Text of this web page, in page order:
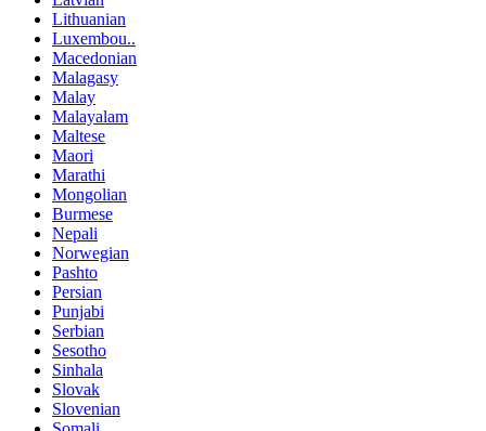
Lithuanian
Luxembou..
Macedonian
Malagasy
Malay
Malayalam
Maltese
Maori
Marathi
Mongolian
Burmese
Nepali
Norwegian
Pashto
Persian
Punjabi
Serbian
Sesotho
Sinhala
Slovak
Slovenian